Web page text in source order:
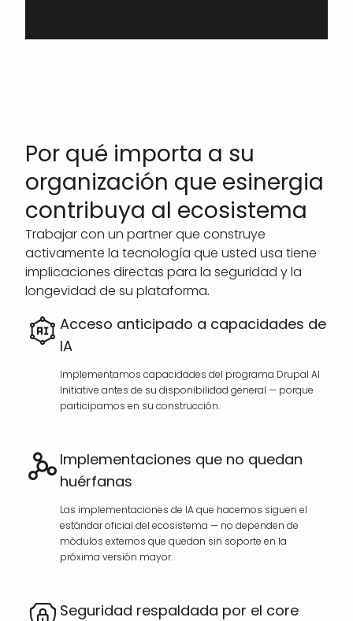
Por qué importa a su
organización que esinergia
contribuya al ecosistema
Trabajar con un partner que construye
activamente la tecnología que usted usa tiene
implicaciones directas para la seguridad y la
longevidad de su plataforma.
Acceso anticipado a capacidades de
IA
Implementamos capacidades del programa Drupal AI
Initiative antes de su disponibilidad general — porque
participamos en su construcción.
Implementaciones que no quedan
huérfanas
Las implementaciones de IA que hacemos siguen el
estándar oficial del ecosistema — no dependen de
módulos externos que quedan sin soporte en la
próxima versión mayor.
Seguridad respaldada por el core